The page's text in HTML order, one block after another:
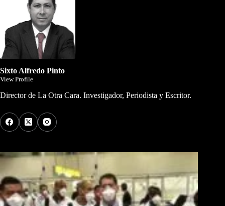
Sixto Alfredo Pinto
View Profile
Director de La Otra Cara. Investigador, Periodista y Escritor.